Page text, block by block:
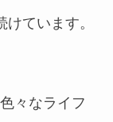
ています。
々なライフ